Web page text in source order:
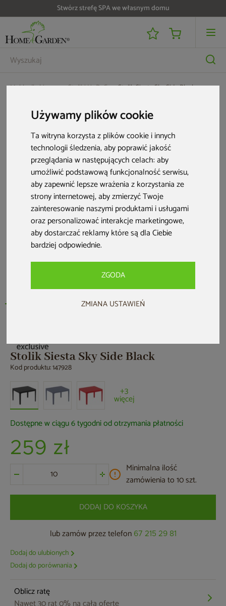
Używamy plików cookie
Ta witryna korzysta z plików cookie i innych
technologii śledzenia, aby poprawić jakość
przeglądania w następujących celach:aby
umożliwić podstawową funkcjonalność serwisu,
aby zapewnić lepsze wrażenia z korzystania ze
strony internetowej,aby zmierzyć Twoje
zainteresowanie naszymi produktami i usługami
oraz personalizować interakcje marketingowe,
aby dostarczać reklamy które są dla Ciebie
bardziej odpowiednie.
ZGODA
ZMIANA USTAWIEŃ
Stwórz strefę SPA we własnym domu
Meble dla biznesu Stoliki HoReCa Stolik Siesta Sky Side Black
Stolik Siesta Sky Side Black
Kod produktu: 147928
+3
więcej
Dostępne w ciągu 6 tygodni od otrzymania płatności
259 zł
Minimalna ilość
zamówienia to 10 szt.
DODAJ DO KOSZYKA
lub zamów przez telefon 67 215 29 81
Dodaj do ulubionych
Dodaj do porównania
Oblicz ratę